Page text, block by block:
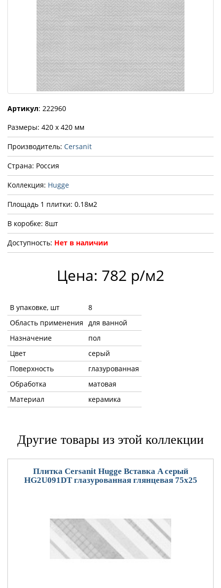
Артикул: 222960
Размеры: 420 x 420 мм
Производитель: Cersanit
Страна: Россия
Коллекция: Hugge
Площадь 1 плитки: 0.18м2
В коробке: 8шт
Доступность: Нет в наличии
Цена: 782 р/м2
В упаковке, шт
8
Область применения для ванной
Назначение
пол
Цвет
серый
Поверхность
глазурованная
Обработка
матовая
Материал
керамика
Другие товары из этой коллекции
Плитка Cersanit Hugge Вставка A серый
HG2U091DT глазурованная глянцевая 75x25